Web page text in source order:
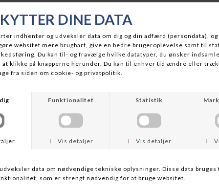
Oplev det nyeste inden for blyfri ammunition med ECOSTRIKE
designet til jægere, der kræver maksimal præcision og
ydeevne. Kuglen sikrer dyb penetration, næsten 100 %
restvægt og imponerende nøjagtighed, selv på lange afstande.
Med en vægt på 9,1 gram (140 grain) er ECOSTRIKE det ideelle
Perfekt til jagt på mellemstort og stort vildt, leverer